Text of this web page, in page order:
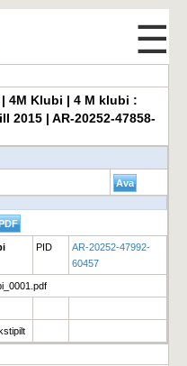
☰
4M Klubi | 4 M klubi :
2015 | AR-20252-47858-
PID
AR-20252-47992-
60457